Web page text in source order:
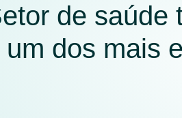
de saúde
um dos mais